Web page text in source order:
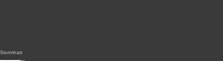
Stormhatt